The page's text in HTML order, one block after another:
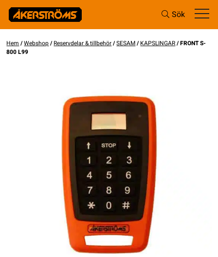
Sök
Hem /Webshop/Reservdelar & tillbehör/SESAM/KAPSLINGAR/ FRONT S-
800 L99